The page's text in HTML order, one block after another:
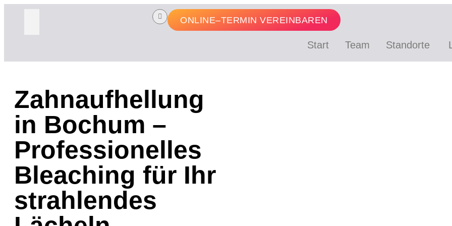
ONLINE–TERMIN VEREINBAREN
Start Team Standorte
Zahnaufhellung
in Bochum –
Professionelles
Bleaching für Ihr
strahlendes